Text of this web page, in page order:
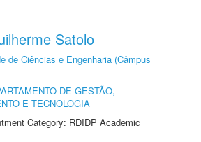
Satolo
de Ciências e Engenharia (Câmpus
DE GESTÃO,
E TECNOLOGIA
Category: RDIDP Academic